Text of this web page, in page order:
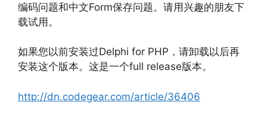
编码问题和中文Form保存问题。请用兴趣的朋友下
载试用。
如果您以前安装过Delphi for PHP ，请卸载以后再
安装这个版本。这是一个full release版本。
http://dn.codegear.com/article/36406